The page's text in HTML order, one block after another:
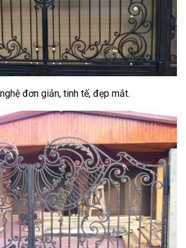
đơn giản, tinh tế, đẹp mắt.